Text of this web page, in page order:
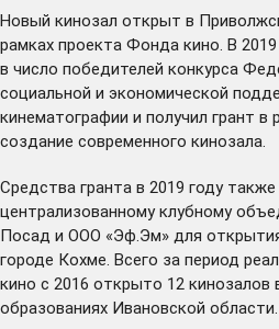
Новый кинозал открыт в
рамках проекта Фонда кино. В
в число победителей конкурса
социальной и экономической
кинематографии и получил грант в
создание современного кинозала.
Средства гранта в 2019 году
централизованному клубному
Посад и ООО «Эф.Эм» для
городе Кохме. Всего за период
кино с 2016 открыто 12 кинозалов
образованиях Ивановской области.